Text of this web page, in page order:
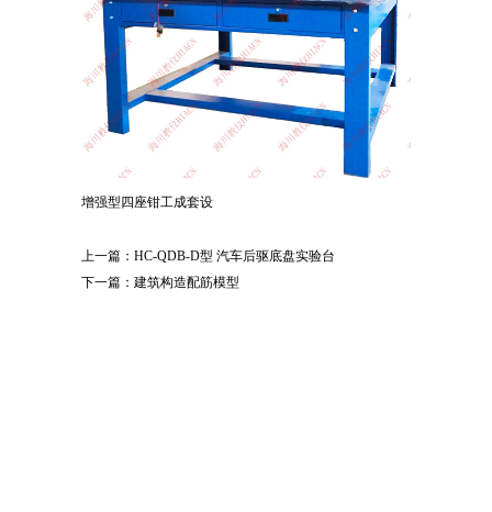
增强型四座钳工成套设
上一篇： HC-QDB-D型 汽车后驱底盘实验台
下一篇： 建筑构造配筋模型